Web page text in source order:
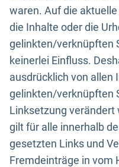
waren. Auf die
die Inhalte oder die
gelinkten/verknüpften
keinerlei Einfluss.
ausdrücklich von allen
gelinkten/verknüpften
Linksetzung verändert
gilt für alle innerhalb
gesetzten Links und
Fremdeinträge in vom